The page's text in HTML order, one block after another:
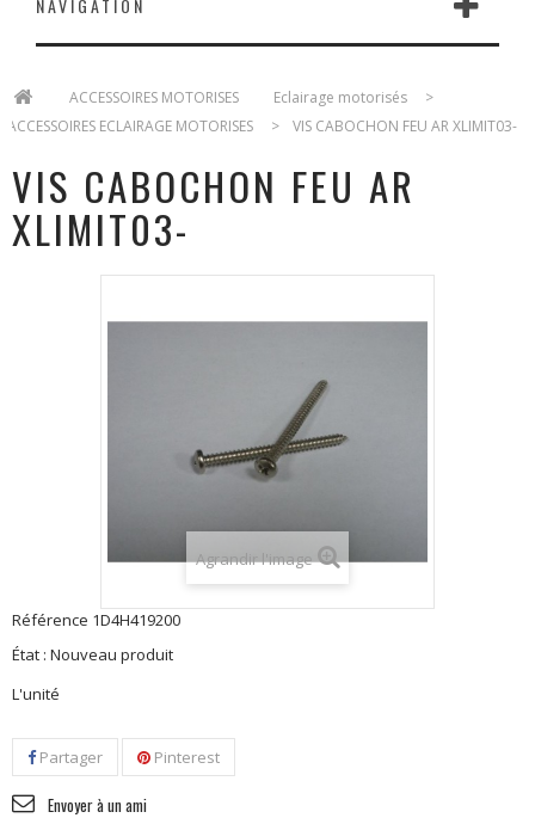
NAVIGATION
ACCESSOIRES MOTORISES Eclairage motorisés
>
ACCESSOIRES ECLAIRAGE MOTORISES
> VIS CABOCHON FEU AR XLIMIT03-
VIS CABOCHON FEU AR
XLIMIT03-
Agrandir l'image
Référence 1D4H419200
État : Nouveau produit
L'unité
Partager Pinterest
Envoyer à un ami